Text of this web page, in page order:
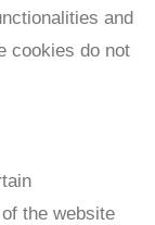
and
cookies do not
the website